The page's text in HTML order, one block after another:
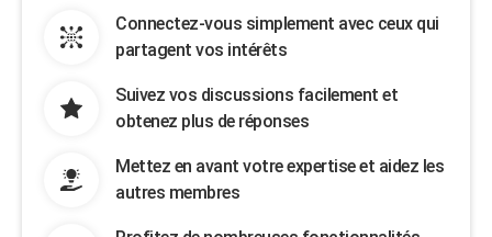
Connectez-vous simplement avec ceux qui
partagent vos intérêts
Suivez vos discussions facilement et
obtenez plus de réponses
Mettez en avant votre expertise et aidez les
autres membres